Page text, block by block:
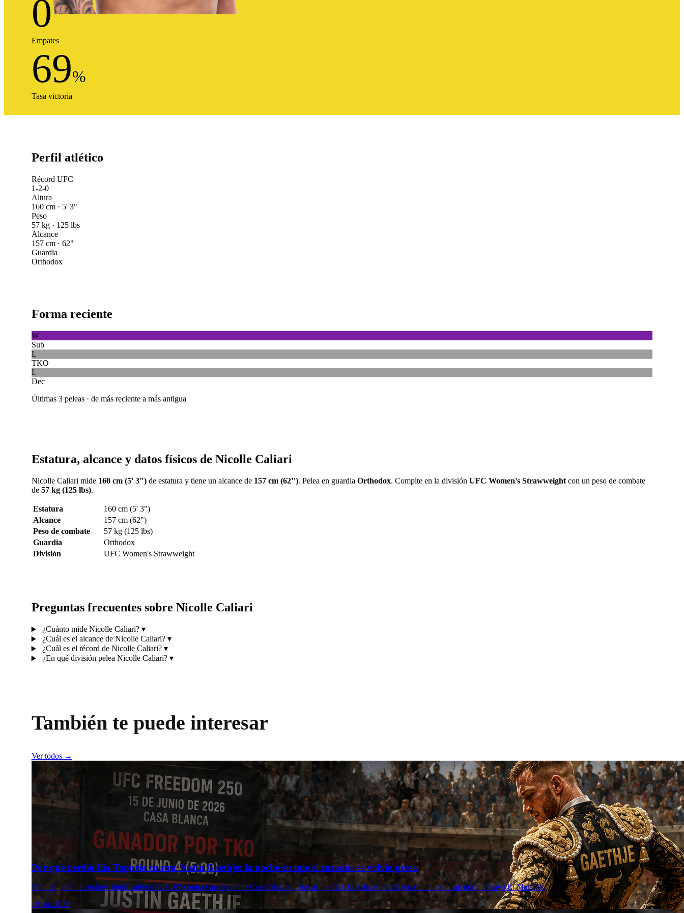
0
Empates
69%
Tasa victoria
Perfil atlético
Récord UFC
1-2-0
Altura
160 cm · 5' 3"
Peso
57 kg · 125 lbs
Alcance
157 cm · 62"
Guardia
Orthodox
Forma reciente
W
Sub
L
TKO
L
Dec
Últimas 3 peleas · de más reciente a más antigua
Estatura, alcance y datos físicos de Nicolle Caliari
Nicolle Caliari mide 160 cm (5' 3")de estatura y tiene un alcance de 157 cm (62"). Pelea en guardia Orthodox. Compite en la división UFC Women's Strawweightcon un peso de combate
de 57 kg (125 lbs).
Estatura
160 cm (5' 3")
Alcance
157 cm (62")
Peso de combate
57 kg (125 lbs)
Guardia
Orthodox
División
UFC Women's Strawweight
Preguntas frecuentes sobre Nicolle Caliari
¿Cuánto mide Nicolle Caliari? ▾
¿Cuál es el alcance de Nicolle Caliari? ▾
¿Cuál es el récord de Nicolle Caliari? ▾
¿En qué división pelea Nicolle Caliari? ▾
También te puede interesar
Ver todos →
Por qué perdió Ilia Topuria contra Justin Gaethje: la noche en que el cazador se volvió presa
Topuria ganó los golpes significativos 126-107 contra Gaethje en la Casa Blanca y aun así perdió. Los datos round por round explican por qué cayó El Matador.
16 jun 2026